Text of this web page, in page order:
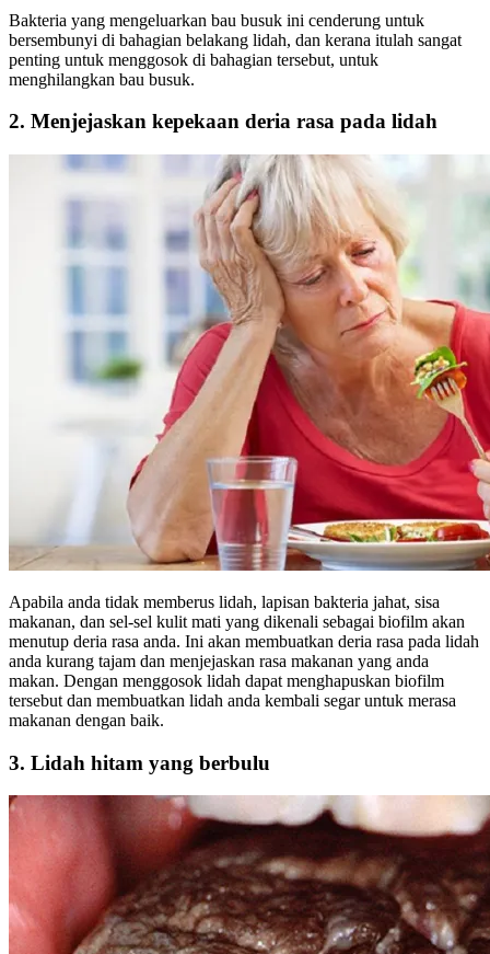
Bakteria yang mengeluarkan bau busuk ini cenderung untuk
bersembunyi di bahagian belakang lidah, dan kerana itulah sangat
penting untuk menggosok di bahagian tersebut, untuk
menghilangkan bau busuk.
2. Menjejaskan kepekaan deria rasa pada lidah
Apabila anda tidak memberus lidah, lapisan bakteria jahat, sisa
makanan, dan sel-sel kulit mati yang dikenali sebagai biofilm akan
menutup deria rasa anda. Ini akan membuatkan deria rasa pada lidah
anda kurang tajam dan menjejaskan rasa makanan yang anda
makan. Dengan menggosok lidah dapat menghapuskan biofilm
tersebut dan membuatkan lidah anda kembali segar untuk merasa
makanan dengan baik.
3. Lidah hitam yang berbulu